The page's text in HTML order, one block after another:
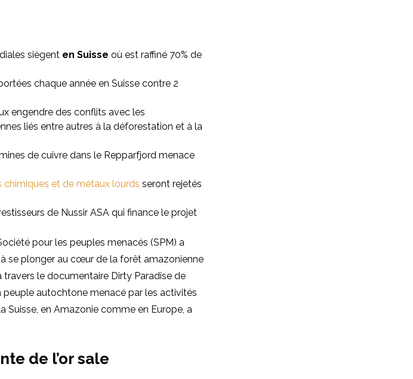
siègent en Suisse où est raffiné 70% de
chaque année en Suisse contre 2
engendre des conflits avec les
liés entre autres à la déforestation et à la
de cuivre dans le Repparfjord menace
chimiques et de métaux lourds seront rejetés
de Nussir ASA qui finance le projet
pour les peuples menacés (SPM) a
se plonger au cœur de la forêt amazonienne
travers le documentaire Dirty Paradise de
peuple autochtone menacé par les activités
Suisse, en Amazonie comme en Europe, a
de l’or sale